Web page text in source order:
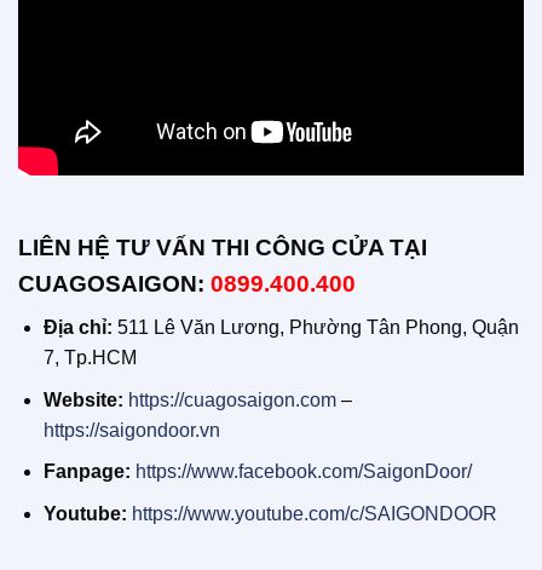
LIÊN HỆ TƯ VẤN THI CÔNG CỬA TẠI
CUAGOSAIGON: 0899.400.400
Địa chỉ: 511 Lê Văn Lương, Phường Tân Phong, Quận
7, Tp.HCM
Website: https://cuagosaigon.com–
https://saigondoor.vn
Fanpage: https://www.facebook.com/SaigonDoor/
Youtube: https://www.youtube.com/c/SAIGONDOOR